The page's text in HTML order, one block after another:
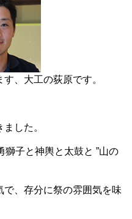
、大工の荻原です。
した。
子と神輿と太鼓と ”山の
、存分に祭の雰囲気を味